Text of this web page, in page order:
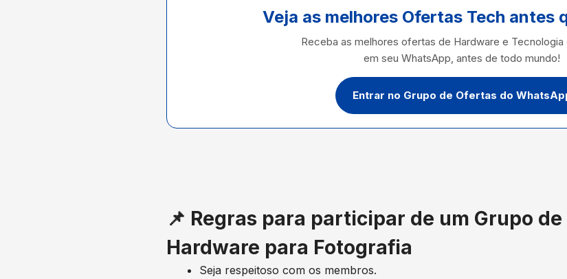
Veja as melhores Ofertas Tech antes
Receba as melhores ofertas de Hardware e Tecnologia
em seu WhatsApp, antes de todo mundo!
Entrar no Grupo de Ofertas do
📌 Regras para participar de um Grupo
Hardware para Fotografia
Seja respeitoso com os membros.